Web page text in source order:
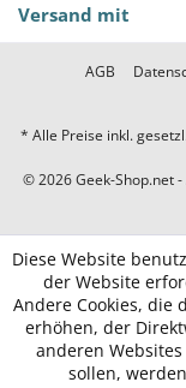
Versand mit
AGB
* Alle Preise inkl.
© 2026 Geek-Shop.net
Diese Website
der Website
Andere Cookies, die
erhöhen, der
anderen
sollen,